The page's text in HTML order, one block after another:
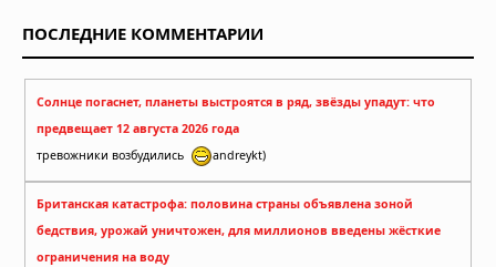
ПОСЛЕДНИЕ КОММЕНТАРИИ
Солнце погаснет, планеты выстроятся в ряд, звёзды упадут: что
предвещает 12 августа 2026 года
тревожники возбудились
andreykt)
Британская катастрофа: половина страны объявлена зоной
бедствия, урожай уничтожен, для миллионов введены жёсткие
ограничения на воду